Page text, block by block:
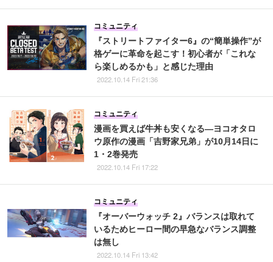
『ストリートファイター6』の“簡単操作”が
格ゲーに革命を起こす！初心者が「これな
ら楽しめるかも」と感じた理由
コミュニティ
2022.10.14 Fri 21:36
漫画を買えば牛丼も安くなる―ヨコオタロ
ウ原作の漫画「吉野家兄弟」が10月14日に
1・2巻発売
コミュニティ
2022.10.14 Fri 17:22
『オーバーウォッチ 2』バランスは取れて
いるためヒーロー間の早急なバランス調整
は無し
コミュニティ
2022.10.14 Fri 13:42